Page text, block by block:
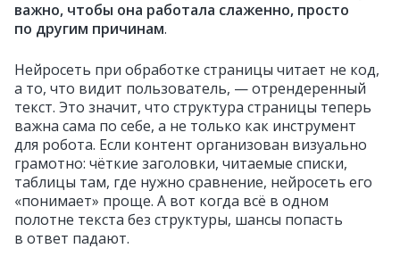
важно, чтобы она работала слаженно, просто
по другим причинам.
Нейросеть при обработке страницы читает не код,
а то, что видит пользователь, — отрендеренный
текст. Это значит, что структура страницы теперь
важна сама по себе, а не только как инструмент
для робота. Если контент организован визуально
грамотно: чёткие заголовки, читаемые списки,
таблицы там, где нужно сравнение, нейросеть его
«понимает» проще. А вот когда всё в одном
полотне текста без структуры, шансы попасть
в ответ падают.